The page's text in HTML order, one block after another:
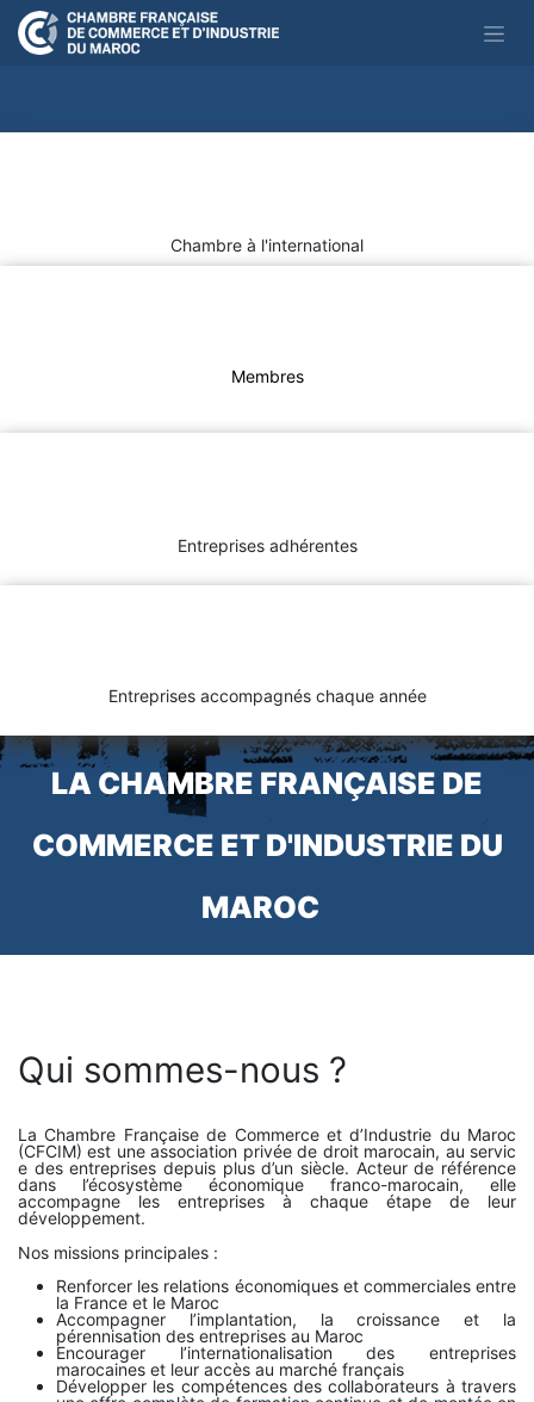
Se rendre au contenu
Chambre à ​l'international
Membres
Entreprises adhérentes
Entreprises accompagnés chaque année
LA CHAMBRE FRANÇAISE DE
COMMERCE ET D'INDUSTRIE DU
MAROC ​
Qui sommes-nous ?
La Chambre Française de Commerce et d’Industrie du Maroc
(CFCIM) est une association privée de droit marocain, au servic​
e des entreprises depuis plus d’un siècle. Acteur de référence
dans l’écosystème économique franco-marocain, elle
accompagne les entreprises à chaque étape de leur
développement.
Nos missions principales :
Renforcer les relations économiques et commerciales entre
la France et le Maroc
Accompagner l’implantation, la croissance et la
pérennisation des entreprises au Maroc
Encourager l’internationalisation des entreprises
marocaines et leur accès au marché français
Développer les compétences des collaborateurs à travers